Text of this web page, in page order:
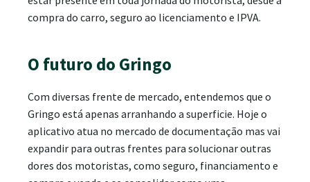
compra do carro, seguro ao licenciamento e IPVA.
O futuro do Gringo
Com diversas frente de mercado, entendemos que o
Gringo está apenas arranhando a superficie. Hoje o
aplicativo atua no mercado de documentação mas vai
expandir para outras frentes para solucionar outras
dores dos motoristas, como seguro, financiamento e